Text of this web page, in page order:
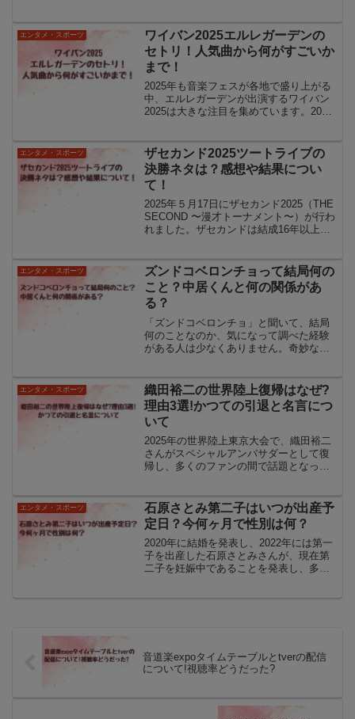
も議論が広がっています。特に今年は
FRUIT...
エンタメ・スポーツ
ワイバン2025エルレガーデンの
セトリ！人気曲から何がすごいか
まで！
2025年も音楽フェスが各地で盛り上がる
中、エルレガーデンが出演するワイバン
2025は大きな注目を集めています。2018
リで観客を魅了し、楽曲の力と圧巻のパ
フォーマンス...
エンタメ・スポーツ
ザセカンド2025ツートライブの
決勝ネタは？感想や結果につい
て！
2025年５月17日にザセカンド2025（THE
SECOND 〜漫才トーナメント〜）が行わ
れました。ザセカンドは結成16年以上の
回が第３回目となりました。ザセ...
エンタメ・スポーツ
ズンドコベロンチョって結局何の
こと？中居くんと何の関係があ
る？
「ズンドコベロンチョ」と聞いて、結局
何のことなのか、気になって調べた経験
がある人は少なくありません。奇妙な響
ロンチョ」は、1991年に放送された『世
にも奇妙な物語』の人...
エンタメ・スポーツ
織田裕二の世界陸上復帰はなぜ?
理由3選!かつての引退と名言につ
いて
2025年の世界陸上東京大会で、織田裕二
さんがスペシャルアンバサダーとして復
帰し、多くのファンの間で話題となって
ず開催地が東京という特別な場所である
ことが、彼の心に強く...
エンタメ・スポーツ
石原さとみ第二子はいつが出産予
定日？今何ヶ月で性別は何？
2020年に結婚を発表し、2022年には第一
子を出産した石原さとみさんが、現在第
二子を妊娠中であることを発表し、多く
音道楽expoタイムテーブルとtverの配信
について!視聴率どうだった?